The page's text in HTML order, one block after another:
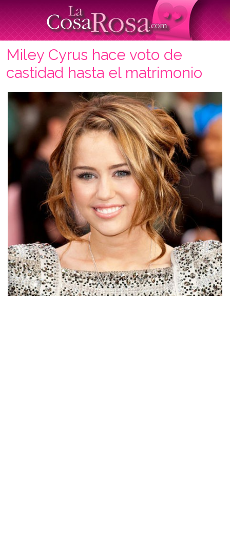
Miley Cyrus hace voto de
castidad hasta el matrimonio